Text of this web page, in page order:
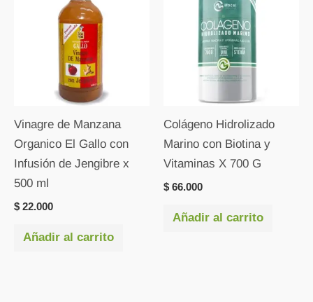
Vinagre de Manzana
Organico El Gallo con
Infusión de Jengibre x
500 ml
$ 22.000
Añadir al carrito
Colágeno Hidrolizado
Marino con Biotina y
Vitaminas X 700 G
$ 66.000
Añadir al carrito